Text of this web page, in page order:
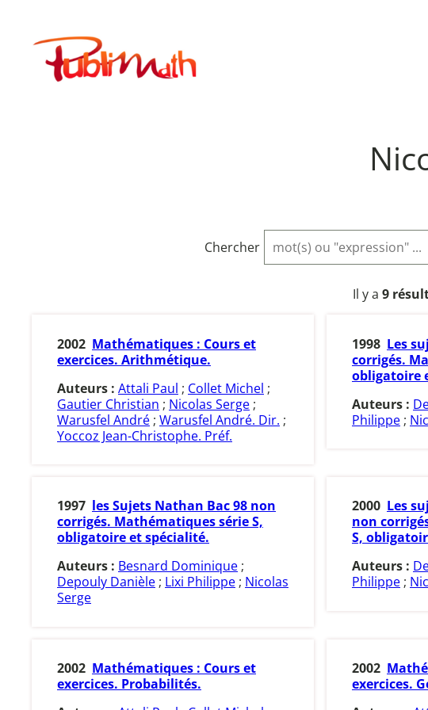
contenuPublimath
Chercher
Il y a 9
2002 Mathématiques : Cours et
exercices. Arithmétique.
Auteurs : Attali Paul ; Collet Michel ;
Gautier Christian ; Nicolas Serge ;
Warusfel André ; Warusfel André. Dir. ;
Yoccoz Jean-Christophe. Préf.
1998 Les
corrigés.
obligatoire
Auteurs :
Philippe ;
1997 les Sujets Nathan Bac 98 non
corrigés. Mathématiques série S,
obligatoire et spécialité.
Auteurs : Besnard Dominique;
Depouly Danièle; Lixi Philippe; Nicolas
Serge
2000 Les
non
S,
Auteurs :
Philippe;
2002 Mathématiques : Cours et
exercices. Probabilités.
2002
exercices.